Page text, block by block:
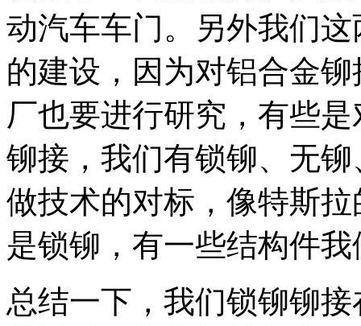
动汽车车门。另外我们
的建设，因为对铝合金
厂也要进行研究，有些
铆接，我们有锁铆、无
做技术的对标，像特斯
是锁铆，有一些结构件
总结一下，我们锁铆铆